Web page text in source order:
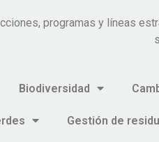
programas y líneas
Biodiversidad
Gestión de